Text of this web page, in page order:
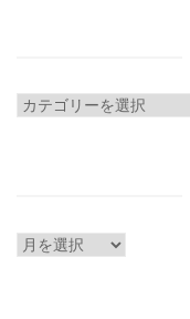
カ
ア